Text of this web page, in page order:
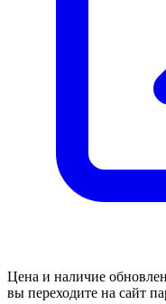
Цена и наличие
вы переходите на сайт